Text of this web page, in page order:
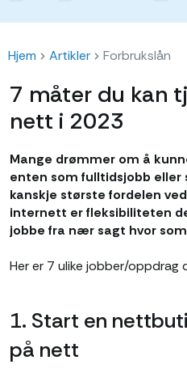
Hjem Artikler Forbrukslån
7 måter du kan
nett i 2023
Mange drømmer om å
enten som fulltidsjobb
kanskje største fordelen
internett er fleksibiliteten
jobbe fra nær sagt hvor
Her er 7 ulike jobber/oppdrag
1. Start en
på nett